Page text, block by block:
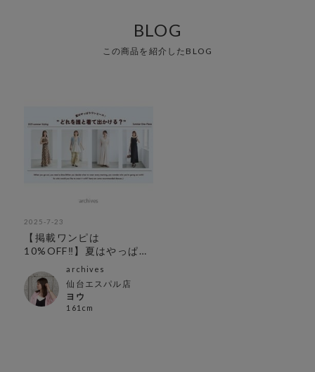
BLOG
この商品を紹介したBLOG
2025-7-23
【掲載ワンピは
10%OFF‼︎】夏はやっぱり
ワンピース！
archives
仙台エスパル店
ヨウ
161cm